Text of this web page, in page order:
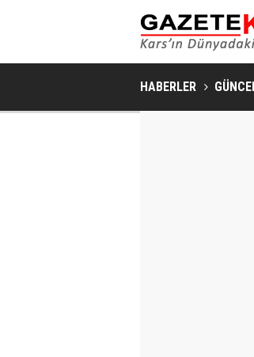
HABERLER